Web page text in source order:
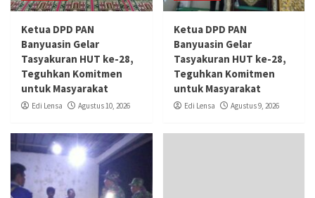
Ketua DPD PAN
Banyuasin Gelar
Tasyakuran HUT ke-28,
Teguhkan Komitmen
untuk Masyarakat
Edi Lensa Agustus 10, 2026
Ketua DPD PAN
Banyuasin Gelar
Tasyakuran HUT ke-28,
Teguhkan Komitmen
untuk Masyarakat
Edi Lensa Agustus 9, 2026